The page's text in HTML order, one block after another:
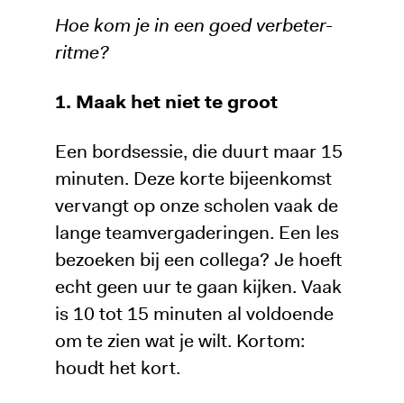
Hoe kom je in een goed verbeter-
ritme?
1. Maak het niet te groot
Een bordsessie, die duurt maar 15
minuten. Deze korte bijeenkomst
vervangt op onze scholen vaak de
lange teamvergaderingen. Een les
bezoeken bij een collega? Je hoeft
echt geen uur te gaan kijken. Vaak
is 10 tot 15 minuten al voldoende
om te zien wat je wilt. Kortom:
houdt het kort.